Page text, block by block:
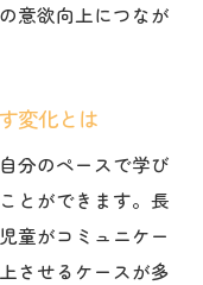
意欲向上につなが
変化とは
分のペースで学び
とができます。長
童がコミュニケー
させるケースが多